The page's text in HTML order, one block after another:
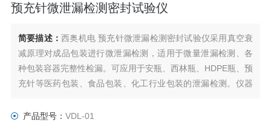
预充针微泄漏检测密封试验仪
简要描述：西奥机电 预充针微泄漏检测密封试验仪采用真空衰
减原理对成品包装进行微泄漏检测，适用于微量泄漏检测、各
种包装容器完整性检漏。可应用于安瓶、西林瓶、HDPE瓶、预
充针等医药包装、食品包装、化工行业包装的泄漏检测。仪器
法、微生物挑战法检测泄漏，真空衰减法是效率高、无损的物
产品型号： VDL-01